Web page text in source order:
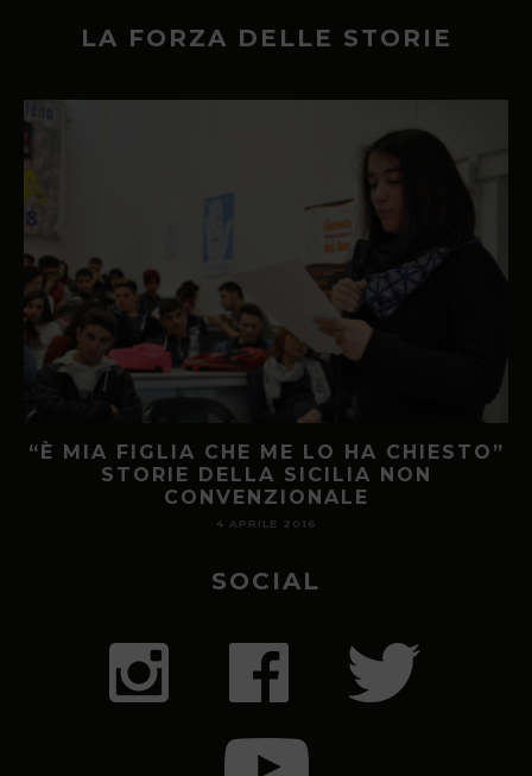
LA FORZA DELLE STORIE
MIA FIGLIA CHE ME LO HA CHIESTO”
STORIE DELLA SICILIA NON
CONVENZIONALE
4 APRILE 2016
SOCIAL